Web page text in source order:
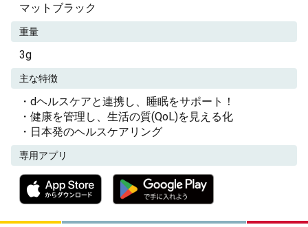
マットブラック
重量
3g
主な特徴
・dヘルスケアと連携し、睡眠をサポート！
・健康を管理し、生活の質(QoL)を見える化
・日本発のヘルスケアリング
専用アプリ